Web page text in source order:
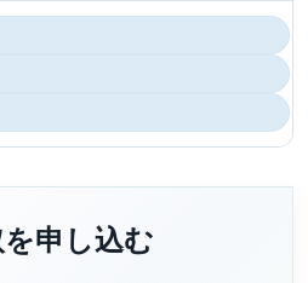
申し込む